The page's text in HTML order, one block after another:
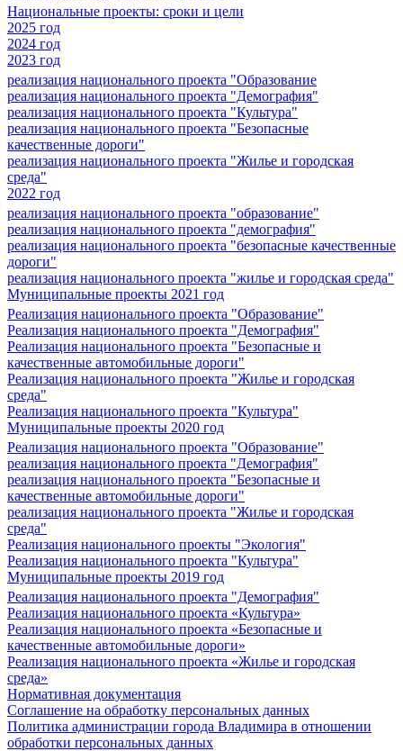
Национальные проекты: сроки и цели
2025 год
2024 год
2023 год
реализация национального проекта "Образование
реализация национального проекта "Демография"
реализация национального проекта "Культура"
реализация национального проекта "Безопасные
качественные дороги"
реализация национального проекта "Жилье и городская
среда"
2022 год
реализация национального проекта "образование"
реализация национального проекта "демография"
реализация национального проекта "безопасные качественные
дороги"
реализация национального проекта "жилье и городская среда"
Муниципальные проекты 2021 год
Реализация национального проекта "Образование"
Реализация национального проекта "Демография"
Реализация национального проекта "Безопасные и
качественные автомобильные дороги"
Реализация национального проекта "Жилье и городская
среда"
Реализация национального проекта "Культура"
Муниципальные проекты 2020 год
Реализация национального проекта "Образование"
реализация национального проекта "Демография"
реализация национального проекта "Безопасные и
качественные автомобильные дороги"
реализация национального проекта "Жилье и городская
среда"
Реализация национального проекты "Экология"
Реализация национального проекта "Культура"
Муниципальные проекты 2019 год
Реализация национального проекта "Демография"
Реализация национального проекта «Культура»
Реализация национального проекта «Безопасные и
качественные автомобильные дороги»
Реализация национального проекта «Жилье и городская
среда»
Нормативная документация
Соглашение на обработку персональных данных
Политика администрации города Владимира в отношении
обработки персональных данных